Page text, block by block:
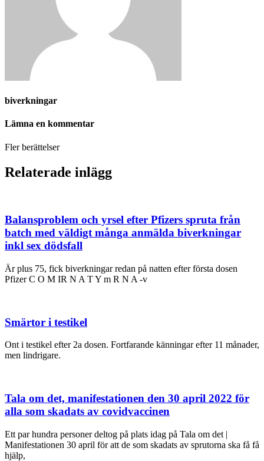
biverkningar
Lämna en kommentar
Fler berättelser
Relaterade inlägg
Balansproblem och yrsel efter Pfizers spruta från
batch med väldigt många anmälda biverkningar
inkl sex dödsfall
Är plus 75, fick biverkningar redan på natten efter första dosen
Pfizer C O M IR N A T Y m R N A -v
Smärtor i testikel
Ont i testikel efter 2a dosen. Fortfarande känningar efter 11 månader,
men lindrigare.
Tala om det, manifestationen den 30 april 2022 för
alla som skadats av covidvaccinen
Ett par hundra personer deltog på plats idag på Tala om det |
Manifestationen 30 april för att de som skadats av sprutorna ska få få
hjälp,